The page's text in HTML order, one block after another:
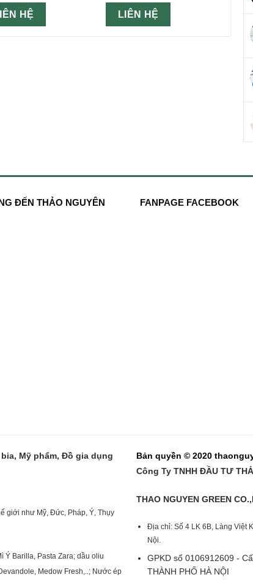
HỆ LIÊN HỆ
ĐẾN THẢO NGUYÊN
FANPAGE FACEBOOK
Mỹ phẩm, Đồ gia dụng
giới như Mỹ, Đức, Pháp, Ý, Thụy
Barilla, Pasta Zara; dầu oliu
Medow Fresh,..; Nước ép
Bản quyền © 2020
Công Ty TNHH ĐẦU TƯ
THAO NGUYEN GREEN
Địa chỉ: Số 4 LK 6B, Làng Việt
Nội.
GPKD số 0106912609 -
THÀNH PHỐ HÀ NỘI